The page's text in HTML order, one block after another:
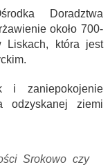
Doradztwa
około 700-
Liskach, która jest
i zaniepokojenie
odzyskanej ziemi
Srokowo czy